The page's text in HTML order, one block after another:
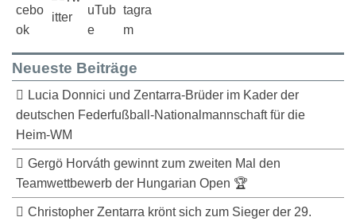
Neueste Beiträge
Lucia Donnici und Zentarra-Brüder im Kader der
deutschen Federfußball-Nationalmannschaft für die
Heim-WM
Gergö Horváth gewinnt zum zweiten Mal den
Teamwettbewerb der Hungarian Open 🏆
Christopher Zentarra krönt sich zum Sieger der 29.